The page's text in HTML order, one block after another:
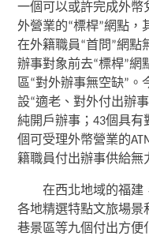
一個可以或許完成外幣
外營業的“標桿”網點，
在外籍職員“首問”網點
辦事對象前去“標桿”網
區“對外辦事無空缺”。
設“適老、對外付出辦
純開戶辦事；43個具有
個可受理外幣營業的
籍職員付出辦事供給無
在西北地域的福建
各地精選特點文旅場景
巷景區等九個付出方便